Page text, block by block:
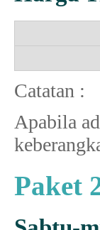
Catatan :
Apabila
Paket